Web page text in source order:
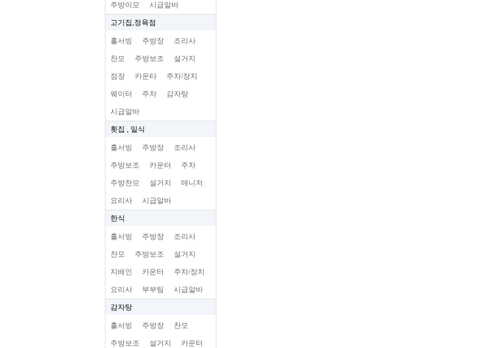
주방이모 시급알바
고기집,정육점
홀서빙 주방장 조리사
찬모 주방보조 설거지
점장 카운타 주차/장치
웨이터 주차 감자탕
시급알바
횟집 , 일식
홀서빙 주방장 조리사
주방보조 카운터 주차
주방찬모 설거지 매니저
요리사 시급알바
한식
홀서빙 주방장 조리사
찬모 주방보조 설거지
지배인 카운터 주차/장치
요리사 부부팀 시급알바
감자탕
홀서빙 주방장 찬모
주방보조 설거지 카운터